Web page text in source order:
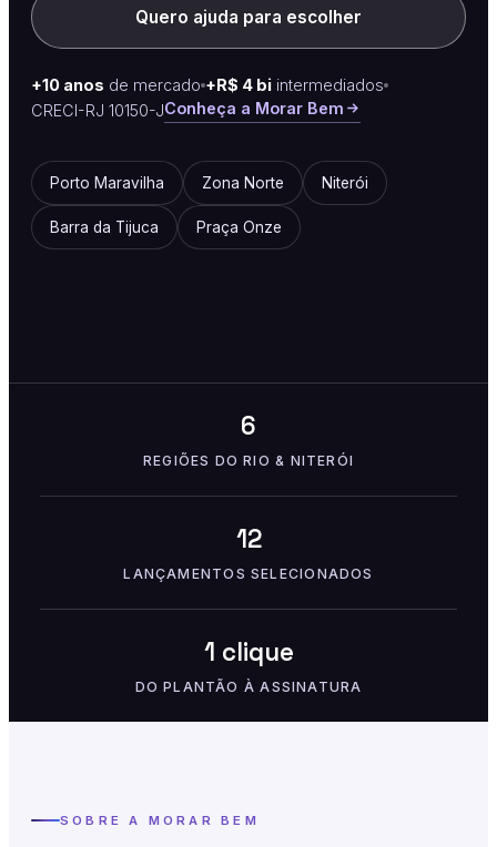
Quero ajuda para escolher
+10 anos de mercado +R$ 4 bi intermediados
CRECI-RJ 10150-JConheça a Morar Bem
Porto Maravilha Zona Norte Niterói
Barra da Tijuca Praça Onze
6
REGIÕES DO RIO & NITERÓI
12
LANÇAMENTOS SELECIONADOS
1 clique
DO PLANTÃO À ASSINATURA
SOBRE A MORAR BEM